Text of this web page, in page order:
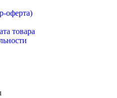
оферта)
товара